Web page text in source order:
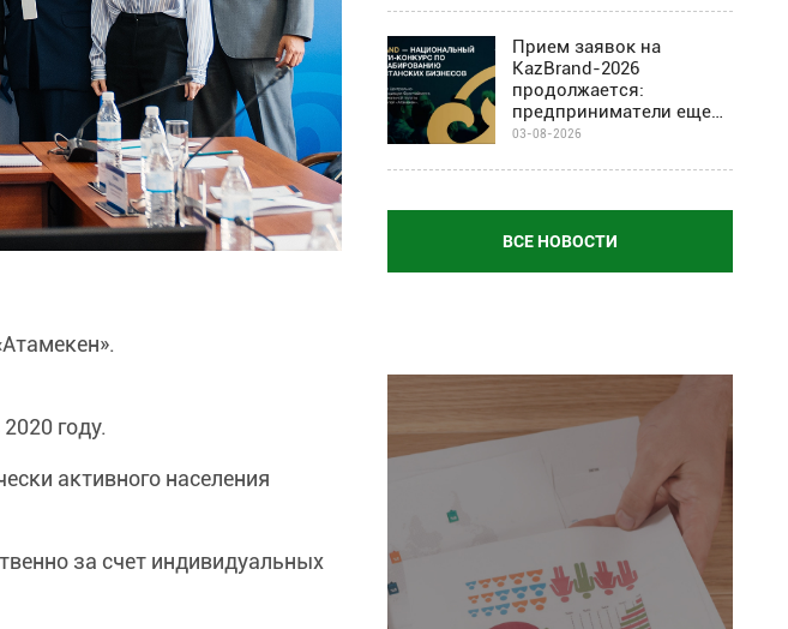
году.
активного населения
за счет индивидуальных
Прием заявок на
KazBrand-2026
продолжается:
предприниматели еще
могут присоединиться к
03-08-2026
ВСЕ НОВОСТИ